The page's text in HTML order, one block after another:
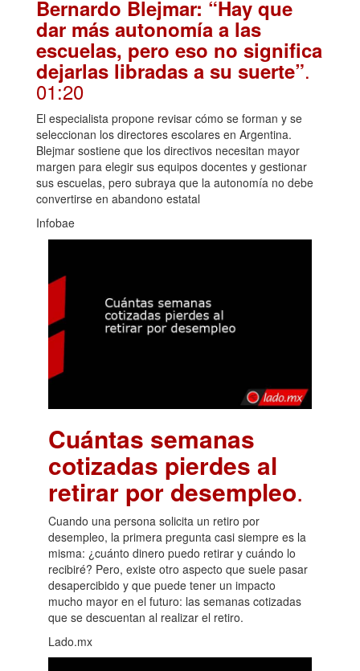
Bernardo Blejmar: “Hay que
dar más autonomía a las
escuelas, pero eso no significa
dejarlas libradas a su suerte”.
01:20
El especialista propone revisar cómo se forman y se
seleccionan los directores escolares en Argentina.
Blejmar sostiene que los directivos necesitan mayor
margen para elegir sus equipos docentes y gestionar
sus escuelas, pero subraya que la autonomía no debe
convertirse en abandono estatal
Infobae
Cuántas semanas
cotizadas pierdes al
retirar por desempleo.
Cuando una persona solicita un retiro por
desempleo, la primera pregunta casi siempre es la
misma: ¿cuánto dinero puedo retirar y cuándo lo
recibiré? Pero, existe otro aspecto que suele pasar
desapercibido y que puede tener un impacto
mucho mayor en el futuro: las semanas cotizadas
que se descuentan al realizar el retiro.
Lado.mx